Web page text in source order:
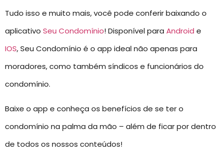
Tudo isso e muito mais, você pode conferir baixando o
aplicativo Seu Condomínio! Disponível para Android e
IOS, Seu Condomínio é o app ideal não apenas para
moradores, como também síndicos e funcionários do
condomínio.
Baixe o app e conheça os benefícios de se ter o
condomínio na palma da mão – além de ficar por dentro
de todos os nossos conteúdos!